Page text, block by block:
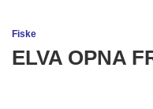
Fiske
ELVA OPNA